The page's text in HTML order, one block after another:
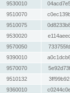
9530010
9510070
9510075
9530020
9570050
9390010
9570070
9510132
9360010